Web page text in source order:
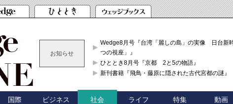
お知らせ
Wedge8月号『台湾「麗しの島」の実像 日台新
つの視座」』
ひととき8月号『京都 2と5の物語』
新刊書籍『飛鳥・藤原に隠された古代宮都の謎』
国際 ビジネス 社会 ライフ 特集 動画